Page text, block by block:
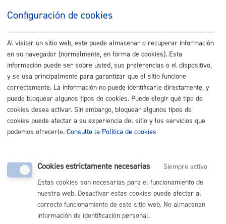
Cuándo lo pueden solicitar
Durante todo el año
Documentación necesaria
La entidad o asociación organizadora facilitará al
información como material de difusión.
es obligatorioel uso del formulario o del impreso
específico indicado en este trámite.
Tamaño máximo anexos:10 Mb
Configuración de cookies
Al visitar un sitio web, este puede almacenar o recuperar información
en su navegador (normalmente, en forma de cookies). Esta
información puede ser sobre usted, sus preferencias o el dispositivo,
y se usa principalmente para garantizar que el sitio funcione
correctamente. La información no puede identificarle directamente, y
puede bloquear algunos tipos de cookies. Puede elegir qué tipo de
cookies desea activar. Sin embargo, bloquear algunos tipos de
cookies puede afectar a su experiencia del sitio y los servicios que
podemos ofrecerle. Consulte la Política de cookies
Cookies estrictamente necesarias
Siempre activo
Estas cookies son necesarias para el funcionamiento de
nuestra web. Desactivar estas cookies puede afectar al
correcto funcionamiento de este sitio web. No almacenan
información de identificación personal.